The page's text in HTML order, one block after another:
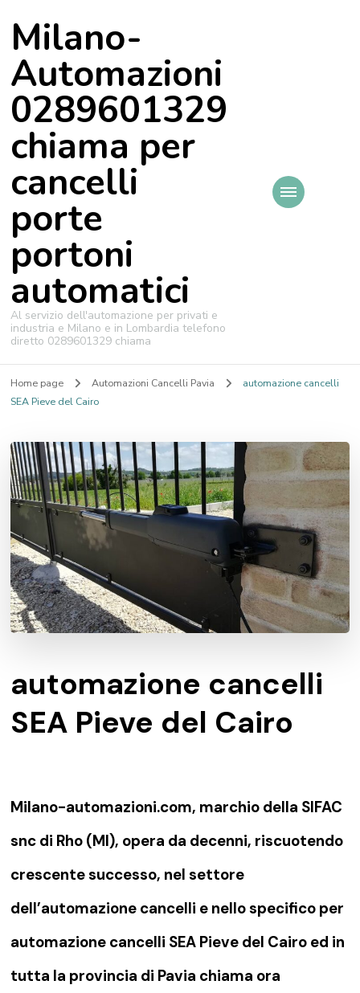
Milano-
Automazioni
0289601329
chiama per
cancelli
porte
portoni
automatici
Al servizio dell'automazione per privati e
industria e Milano e in Lombardia telefono
diretto 0289601329 chiama
Home page Automazioni Cancelli Pavia
automazione cancelli
SEA Pieve del Cairo
automazione cancelli
SEA Pieve del Cairo
Milano-automazioni.com, marchio della SIFAC
snc di Rho (MI), opera da decenni, riscuotendo
crescente successo, nel settore
dell’automazione cancelli e nello specifico per
automazione cancelli SEA Pieve del Cairo ed in
tutta la provincia di Pavia chiama ora